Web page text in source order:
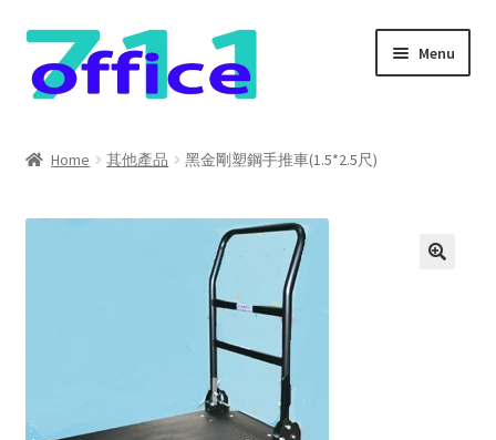
Skip
to
navigation
Skip
to
content
Menu
關於我們
Home 其他產品 黑金剛塑鋼手推車(1.5*2.5尺)